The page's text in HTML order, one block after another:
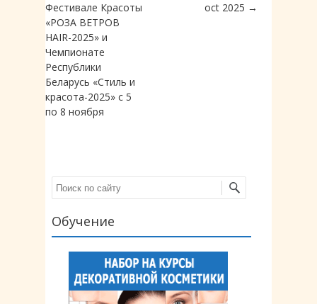
Фестивале Красоты
«РОЗА ВЕТРОВ
HAIR-2025» и
Чемпионате
Республики
Беларусь «Стиль и
красота-2025» с 5
по 8 ноября
oct 2025 →
Поиск
Обучение